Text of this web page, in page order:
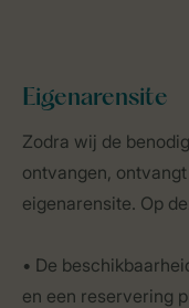
Eigenarensite
Zodra wij de
ontvangen,
eigenarensite. Op
• De
en een reservering